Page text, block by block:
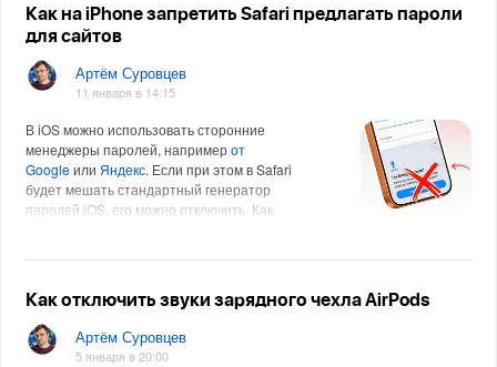
Как на iPhone запретить Safari предлагать пароли
для сайтов
Артём Суровцев
11 января в 14:15
В iOS можно использовать сторонние
менеджеры паролей, напримерот
Googleили Яндекс. Если при этом в Safari
будет мешать стандартный генератор
паролей iOS, его можно отключить. Как
Как отключить звуки зарядного чехла AirPods
Артём Суровцев
5 января в 20:00